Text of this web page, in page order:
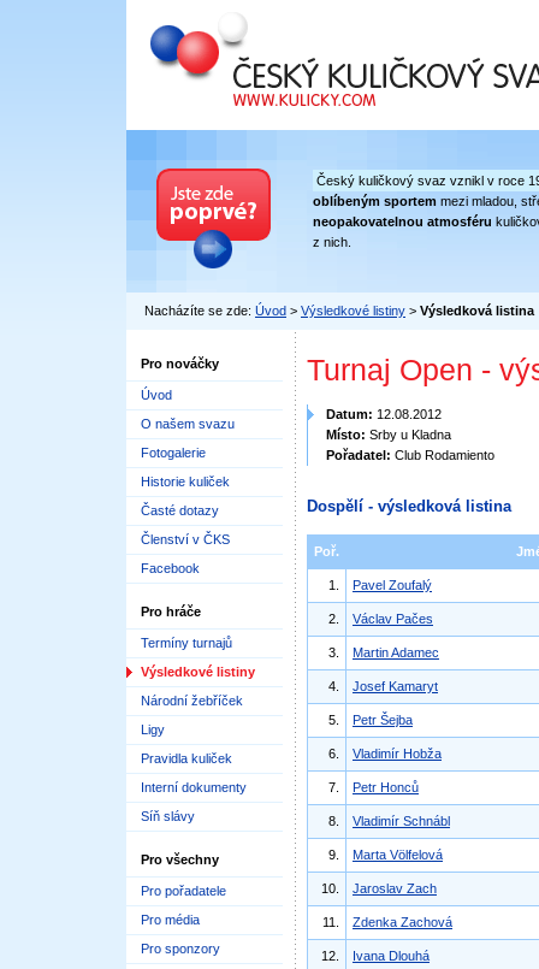
Český kuličkový svaz
Český kuličkový svaz vznikl v roce
oblíbeným sportem mezi mladou,
neopakovatelnou atmosféru
z nich.
Nacházíte se zde: Úvod > Výsledkové listiny > Výsledková listina
Pro nováčky
Úvod
O našem svazu
Fotogalerie
Historie kuliček
Časté dotazy
Členství v ČKS
Facebook
Pro hráče
Termíny turnajů
Výsledkové listiny
Národní žebříček
Ligy
Pravidla kuliček
Interní dokumenty
Síň slávy
Pro všechny
Pro pořadatele
Pro média
Pro sponzory
Turnaj Open -
Datum: 12.08.2012
Místo: Srby u Kladna
Pořadatel: Club Rodamiento
Dospělí - výsledková listina
Poř.
1. Pavel Zoufalý
2. Václav Pačes
3. Martin Adamec
4. Josef Kamaryt
5. Petr Šejba
6. Vladimír Hobža
7. Petr Honců
8. Vladimír Schnábl
9. Marta Völfelová
10. Jaroslav Zach
11. Zdenka Zachová
12. Ivana Dlouhá